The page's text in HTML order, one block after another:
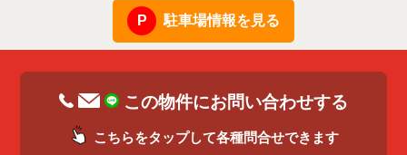
駐車場情報を見る
この物件にお問い合わせする
こちらをタップして各種問合せできます